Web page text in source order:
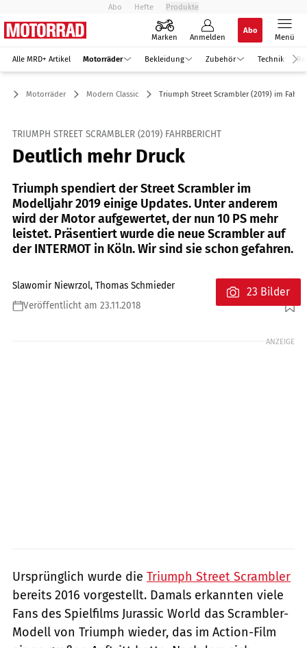
Abo Hefte Produkte
Marken Anmelden
Abo
Menü
Alle MRD+ Artikel Motorräder Bekleidung Zubehör Technik
Motorräder Modern Classic Triumph Street Scrambler (2019) im
TRIUMPH STREET SCRAMBLER (2019) FAHRBERICHT
Deutlich mehr Druck
Triumph spendiert der Street Scrambler im
Modelljahr 2019 einige Updates. Unter anderem
wird der Motor aufgewertet, der nun 10 PS mehr
leistet. Präsentiert wurde die neue Scrambler auf
der INTERMOT in Köln. Wir sind sie schon gefahren.
Slawomir Niewrzol, Thomas Schmieder
Veröffentlicht am 23.11.2018
Foto: Triumph
23 Bilder
ANZEIGE
Ursprünglich wurde die Triumph Street Scrambler
bereits 2016 vorgestellt. Damals erkannten viele
Fans des Spielfilms Jurassic World das Scrambler-
Modell von Triumph wieder, das im Action-Film